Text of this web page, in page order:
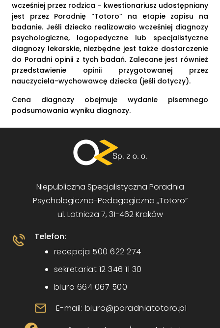
wcześniej przez rodzica – kwestionariusz udostępniany
jest przez Poradnię “Totoro” na etapie zapisu na
badanie. Jeśli dziecko realizowało wcześniej diagnozy
psychologiczne, logopedyczne lub specjalistyczne
diagnozy lekarskie, niezbędne jest także dostarczenie
do Poradni opinii z tych badań. Zalecane jest również
przedstawienie opinii przygotowanej przez
nauczyciela-wychowawcę dziecka (jeśli dotyczy).
Cena diagnozy obejmuje wydanie pisemnego
podsumowania wyniku diagnozy.
Niepubliczna Specjalistyczna Poradnia
Psychologiczno-Pedagogiczna „Totoro”
ul. Lotnicza 7, 31-462 Kraków
Telefon:
recepcja 500 622 274
sekretariat 12 346 11 30
biuro 664 067 500
E-mail: biuro@poradniatotoro.pl